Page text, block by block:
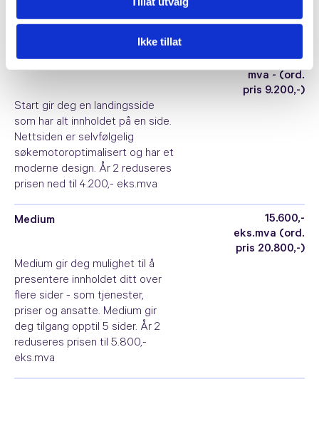
Ikke tillat
25% rabatt på nettsider for Revisorforeningen
Start
6.900,- eks.
mva - (ord.
pris 9.200,-)
Start gir deg en landingsside
som har alt innholdet på en side.
Nettsiden er selvfølgelig
søkemotoroptimalisert og har et
moderne design. År 2 reduseres
prisen ned til 4.200,- eks.mva
Medium
15.600,-
eks.mva (ord.
pris 20.800,-)
Medium gir deg mulighet til å
presentere innholdet ditt over
flere sider - som tjenester,
priser og ansatte. Medium gir
deg tilgang opptil 5 sider. År 2
reduseres prisen til 5.800,-
eks.mva